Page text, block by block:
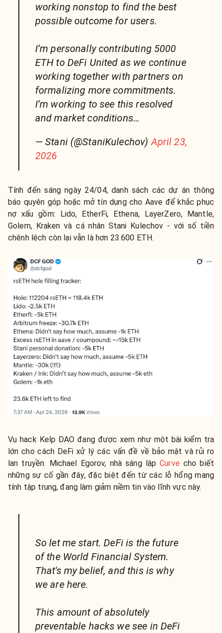
working nonstop to find the best
possible outcome for users.
I’m personally contributing 5000
ETH to DeFi United as we continue
working together with partners on
formalizing more commitments.
I’m working to see this resolved
and market conditions…
— Stani (@StaniKulechov)April 23,
2026
Tính đến sáng ngày 24/04, danh sách các dự án thông
báo quyên góp hoặc mở tín dụng cho Aave để khắc phục
nợ xấu gồm: Lido, EtherFi, Ethena, LayerZero, Mantle,
Golem, Kraken và cá nhân Stani Kulechov - với số tiền
chênh lệch còn lại vẫn là hơn 23.600 ETH.
Vụ hack Kelp DAO đang được xem như một bài kiểm tra
lớn cho cách DeFi xử lý các vấn đề về bảo mật và rủi ro
lan truyền. Michael Egorov, nhà sáng lậpCurve cho biết
những sự cố gần đây, đặc biệt đến từ các lỗ hổng mang
tính tập trung, đang làm giảm niềm tin vào lĩnh vực này.
So let me start. DeFi is the future
of the World Financial System.
That's my belief, and this is why
we are here.
This amount of absolutely
preventable hacks we see in DeFi